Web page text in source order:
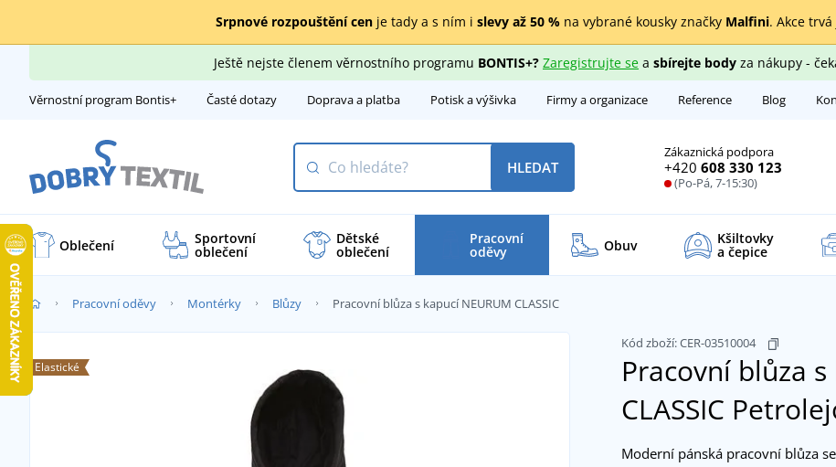
Srpnové rozpouštění cenje tady a s ním i slevy až 50 %na vybrané kousky značky Malfini. Akce
Ještě nejste členem věrnostního programu BONTIS+? Zaregistrujte sea sbírejte bodyza nákupy -
Věrnostní program Bontis+ Časté dotazy Doprava a platba Potisk a výšivka Firmy a organizace Reference Blog
Zákaznická podpora
+420 608 330 123
(Po-Pá, 7-15:30)
HLEDAT
Oblečení Sportovní
oblečení
Dětské
oblečení
Pracovní
oděvy Obuv Kšiltovky
a čepice
Pracovní oděvy Montérky Blůzy Pracovní blůza s kapucí NEURUM CLASSIC
Kód zboží:CER-03510004
Pracovní blůza
CLASSIC
Elastické
Moderní pánská pracovní blůza